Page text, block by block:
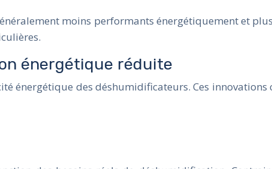
moins performants énergétiquement et
énergétique réduite
énergétique des déshumidificateurs. Ces